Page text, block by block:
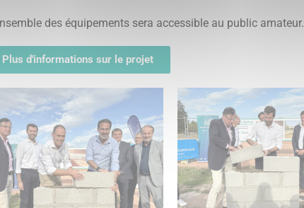
des équipements sera accessible au public amateur.
Plus d'informations sur le projet